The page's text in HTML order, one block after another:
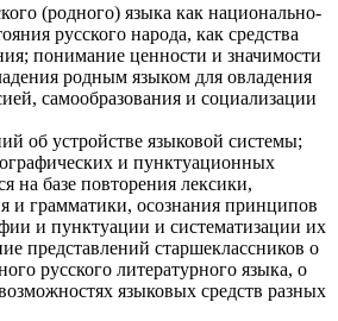
(родного) языка как национально-
русского народа, как средства
понимание ценности и значимости
родным языком для овладения
самообразования и социализации
об устройстве языковой системы;
и пунктуационных
на базе повторения лексики,
и грамматики, осознания принципов
и пунктуации и систематизации их
представлений старшеклассников о
русского литературного языка, о
языковых средств разных